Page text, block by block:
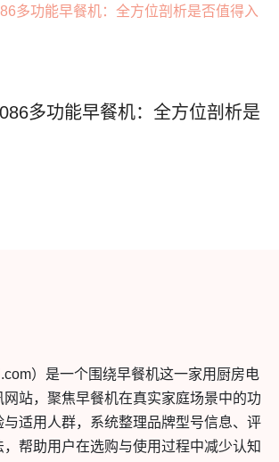
多功能早餐机：全方位剖析是
）是一个围绕早餐机这一家用厨房电
站，聚焦早餐机在真实家庭场景中的功
与适用人群，系统整理品牌型号信息、评
帮助用户在选购与使用过程中减少认知